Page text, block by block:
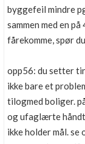
byggefeil mindre
sammen med en
fårekomme, spør
opp56: du setter
ikke bare et
tilogmed boliger.
og ufaglærte
ikke holder mål.